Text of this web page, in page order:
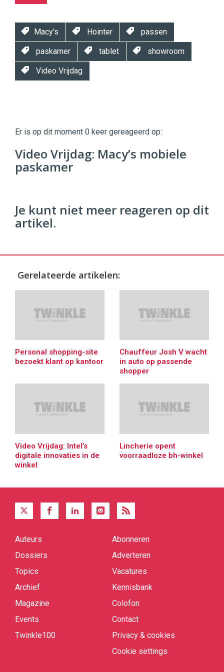
Macy's Hointer passen
paskamer tablet showroom
Video Vrijdag
|
Digital
Commerce https://twinklemagazine.nl
9654
Er is op dit moment 0 keer gereageerd op:
Video Vrijdag: Macy’s mobiele
paskamer
Je kunt niet meer reageren op dit
artikel.
Gerelateerde artikelen:
Personal shopping-site
bezoekt klant op kantoor
Chauffeur Josh V wacht
in auto op passende
shopper
Video Vrijdag: Intel’s
digitale innovaties in de
winkel
Lincherie opent
voorraadloze bh-winkel
Quick
Auteurs
Dossiers
Topics
Archief
Magazine
Events
Twinkle100
Abonneren
Adverteren
Vacatures
Kennisbank
Colofon
Contact
Privacy & cookies
Cookie settings